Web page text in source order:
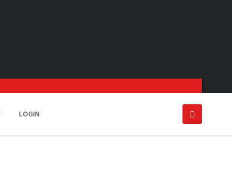
LOGIN